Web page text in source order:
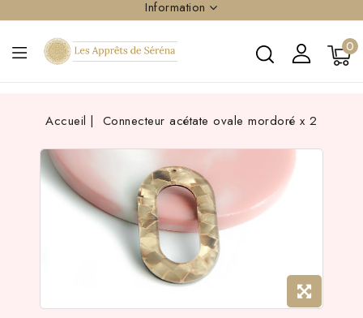
Information
0
Accueil Connecteur acétate ovale mordoré x 2